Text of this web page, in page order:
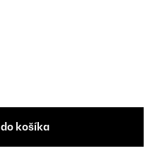
košíka